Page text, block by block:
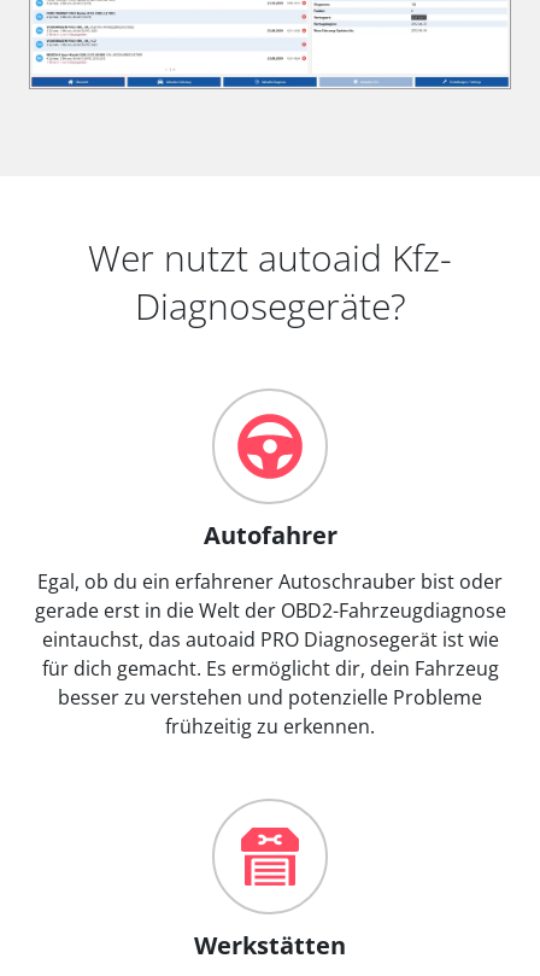
Wer nutzt autoaid Kfz-
Diagnosegeräte?
Autofahrer
Egal, ob du ein erfahrener Autoschrauber bist oder
gerade erst in die Welt der OBD2-Fahrzeugdiagnose
eintauchst, das autoaid PRO Diagnosegerät ist wie
für dich gemacht. Es ermöglicht dir, dein Fahrzeug
besser zu verstehen und potenzielle Probleme
frühzeitig zu erkennen.
Werkstätten